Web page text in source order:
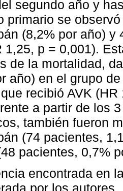
segundo año y
primario se
(8,2% por año) y
1,25, p = 0,001).
de la mortalidad,
año) en el grupo
recibió AVK
a partir de los
también fueron
(74 pacientes,
pacientes, 0,7%
encontrada en
por los